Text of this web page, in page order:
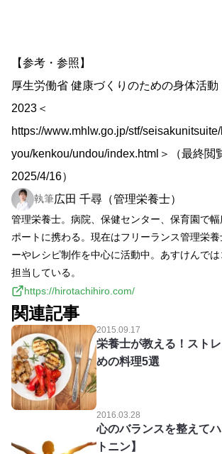
【参考・参照】
厚生労働省 健康づくりのための身体活動
2023＜
https://www.mhlw.go.jp/stf/
you/kenkou/undou/index.html＞（最終閲
2025/4/16）
執筆広田 千尋（管理栄養士）
管理栄養士。病院、保健センター、保育園で
ポートに携わる。現在はフリーランス管理栄
ーやレシピ制作を中心に活動中。あすけんで
担当している。
https://hirotachihiro.com/
関連記事
2015.09.17
栄養士が教える！スト
めの料理5選
2016.03.28
心のバランスを整えて
トニン】